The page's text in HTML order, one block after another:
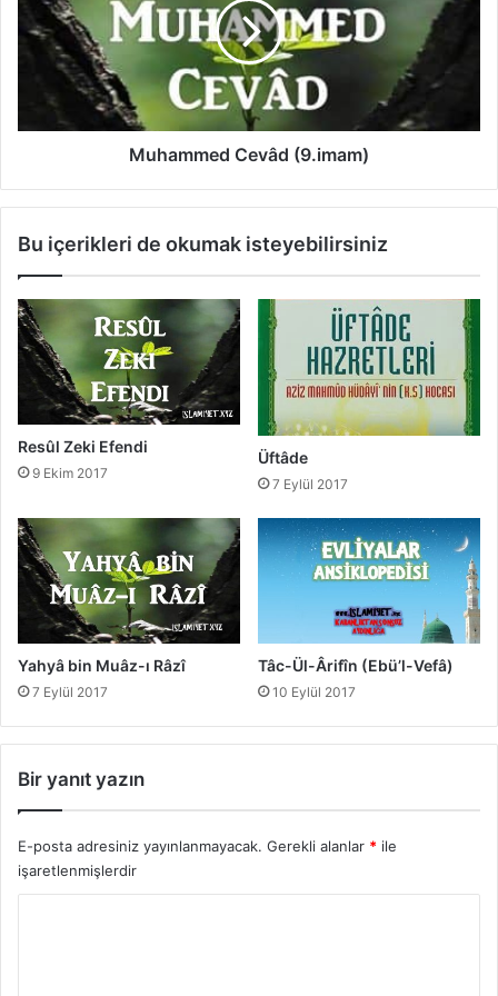
S
n
a
m
C
(
i
m
a
Muhammed Cevâd (9.imam)
Bu içerikleri de okumak isteyebilirsiniz
Resûl Zeki Efendi
9 Ekim 2017
Üftâde
7 Eylül 2017
Yahyâ bin Muâz-ı Râzî
7 Eylül 2017
Tâc-Ül-Ârifîn (Ebü’l-Vefâ)
10 Eylül 2017
Bir yanıt yazın
E-posta adresiniz yayınlanmayacak. Gerekli alanlar * ile
işaretlenmişlerdir